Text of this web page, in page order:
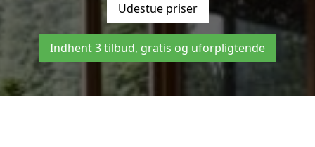
Udestue priser
Indhent 3 tilbud, gratis og uforpligtende